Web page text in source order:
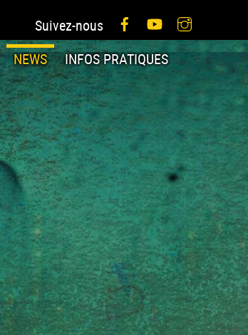
Suivez-nous FacebookYouTube
NEWS INFOS PRATIQUES